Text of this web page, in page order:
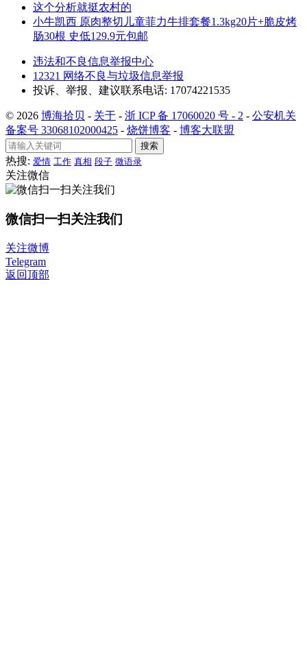
这个分析就挺农村的
小牛凯西 原肉整切儿童菲力牛排套餐1.3kg20片+脆皮烤
肠30根 史低129.9元包邮
违法和不良信息举报中心
12321 网络不良与垃圾信息举报
投诉、举报、建议联系电话: 17074221535
© 2026 博海拾贝 - 关于 - 浙 ICP 备 17060020 号 - 2 - 公安机关
备案号 33068102000425 - 烧饼博客 - 博客大联盟
搜索
热搜: 爱情 工作 真相 段子 微语录
关注微信
微信扫一扫关注我们
关注微博
Telegram
返回顶部